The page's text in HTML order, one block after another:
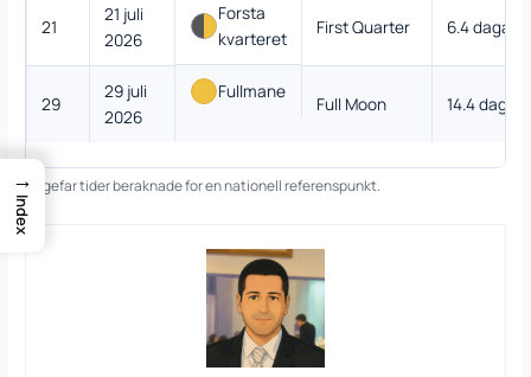
21
21 juli
2026
Forsta
kvarteret
First Quarter 6.4 dagar
29
29 juli
2026
Fullmane
Full Moon 14.4 dagar
Ungefar tider beraknade for en nationell referenspunkt.
→
Index